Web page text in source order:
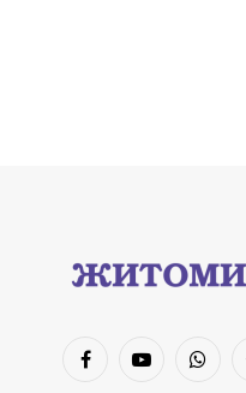
FacebookYouTube